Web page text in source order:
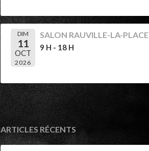
DIM
11
OCT
2026
SALON RAUVILLE-LA-PLACE
9 H - 18 H
ARTICLES RÉCENTS